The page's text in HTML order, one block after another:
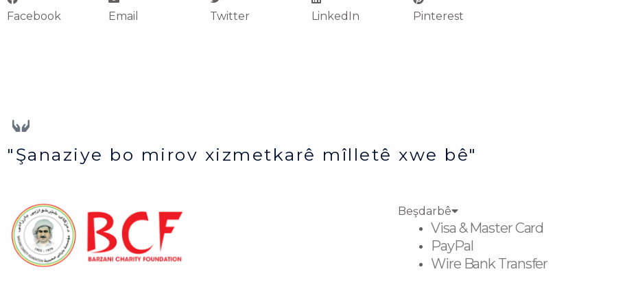
Facebook Email Twitter LinkedIn Pinterest
"Şanaziye bo mirov xizmetkarê mîlletê xwe bê"
Beşdarbê
Visa & Master Card
PayPal
Wire Bank Transfer